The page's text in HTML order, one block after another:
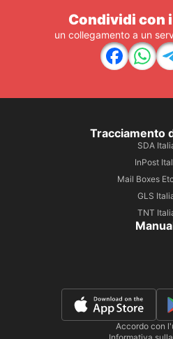
Condividi con
un collegamento a un
Tracciamento
SDA
InPost
Mail Boxes
GLS
TNT
Accordo con